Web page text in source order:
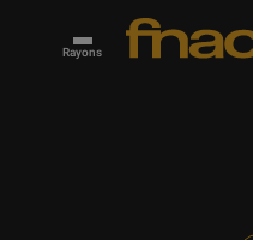
Rayons